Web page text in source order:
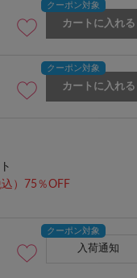
カートに入れる
カートに入れる
）75％OFF
入荷通知